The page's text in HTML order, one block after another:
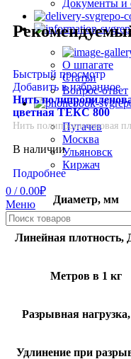
Документы и
О шпагате
Статьи
Вопрос-ответ
Пугачев
Москва
Ульяновск
Киржач
0 / 0.00₽
Меню
Быстрый просмотр
Добавить в избранное
Нить
цветная ТЕКС 800
Нить полипропиленовая
В наличии
Подробнее
Диаметр, мм
Линейная плотность,
Метров в 1 кг
Разрывная нагрузка,
Удлинение при